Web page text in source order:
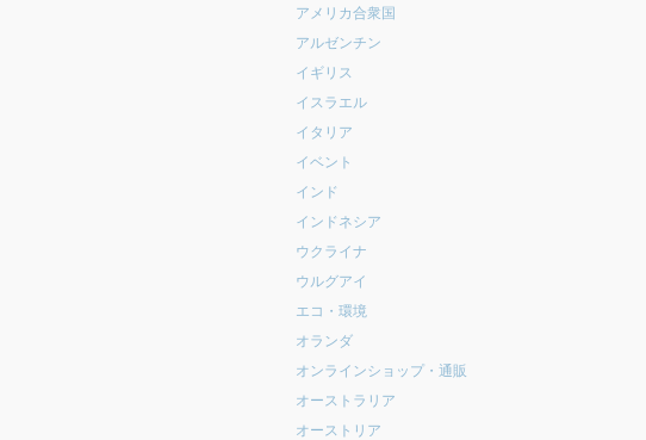
アメリカ合衆国
アルゼンチン
イギリス
イスラエル
イタリア
イベント
インド
インドネシア
ウクライナ
ウルグアイ
エコ・環境
オランダ
オンラインショップ・通販
オーストラリア
オーストリア